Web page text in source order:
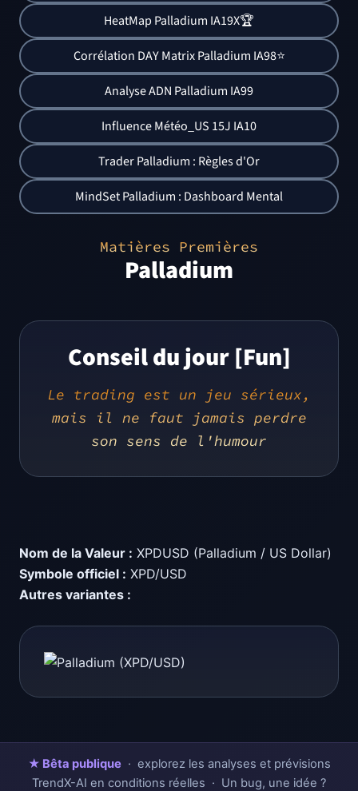
HeatMap Palladium IA19X🏆
Corrélation DAY Matrix Palladium IA98⭐
Analyse ADN Palladium IA99
Influence Météo_US 15J IA10
Trader Palladium : Règles d'Or
MindSet Palladium : Dashboard Mental
Matières Premières
Palladium
Conseil du jour [Fun]
Le trading est un jeu sérieux,
mais il ne faut jamais perdre
son sens de l'humour
Nom de la Valeur : XPDUSD (Palladium / US Dollar)
Symbole officiel : XPD/USD
Autres variantes :
★ Bêta publique· explorez les analyses et prévisions
TrendX-AI en conditions réelles · Un bug, une idée ?